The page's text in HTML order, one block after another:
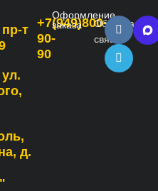
т
д.
+7(949)800-
90-
90
Оформление
заказа
Обратная
связь